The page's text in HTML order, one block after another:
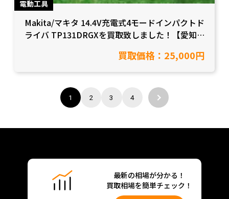
電動工具
Makita/マキタ 14.4V充電式4モードインパクトド
ライバ TP131DRGXを買取致しました！【愛知
買取価格：25,000円
1 2 3 4
最新の相場が分かる！
買取相場を簡単チェック！